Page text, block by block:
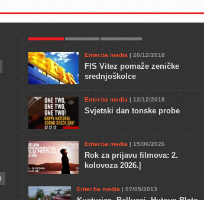
Enter.ba media | 20/12/2018
FIS Vitez pomaže zeničke
srednjoškolce
Enter.ba media | 12/12/2018
Svjetski dan tonske probe
Enter.ba media | 19/06/2026
Rok za prijavu filmova: 2.
kolovoza 2026.|
Enter.ba media | 07/05/2013